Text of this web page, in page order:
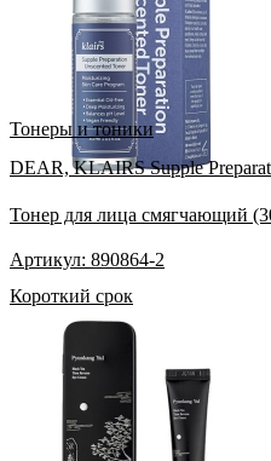
Тонеры и тоники
DEAR, KLAIRS Supple
Тонер для лица смягчающий
Артикул: 890864-2
Короткий срок